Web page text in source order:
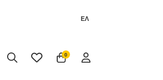
ΕΛ
0